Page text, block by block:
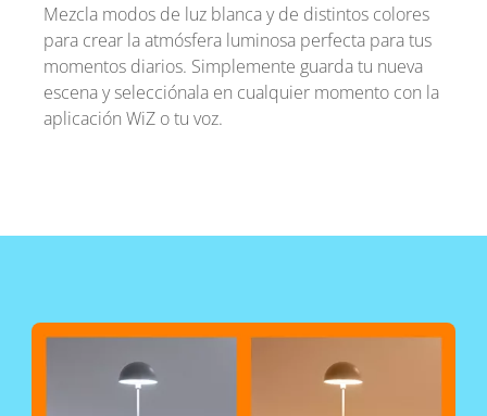
Mezcla modos de luz blanca y de distintos colores
para crear la atmósfera luminosa perfecta para tus
momentos diarios. Simplemente guarda tu nueva
escena y selecciónala en cualquier momento con la
aplicación WiZ o tu voz.